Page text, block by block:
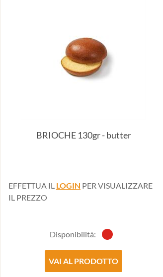
BRIOCHE 130gr - butter
EFFETTUA IL LOGIN PER VISUALIZZARE
IL PREZZO
Disponibilità:
VAI AL PRODOTTO